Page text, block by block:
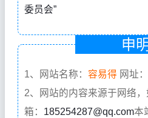
委员会”
申明
1、网站名称： 容易得 网址：
2、网站的内容来源于网络
箱： 185254287@qq.com本